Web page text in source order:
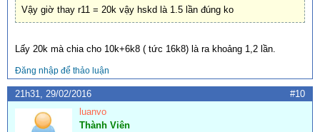
Vậy giờ thay r11 = 20k vậy hskd là 1.5 lần đúng ko
Lấy 20k mà chia cho 10k+6k8 ( tức 16k8) là ra khoảng 1,2 lần.
Đăng nhập để thảo luận
21h31, 29/02/2016
#10
luanvo
Thành Viên